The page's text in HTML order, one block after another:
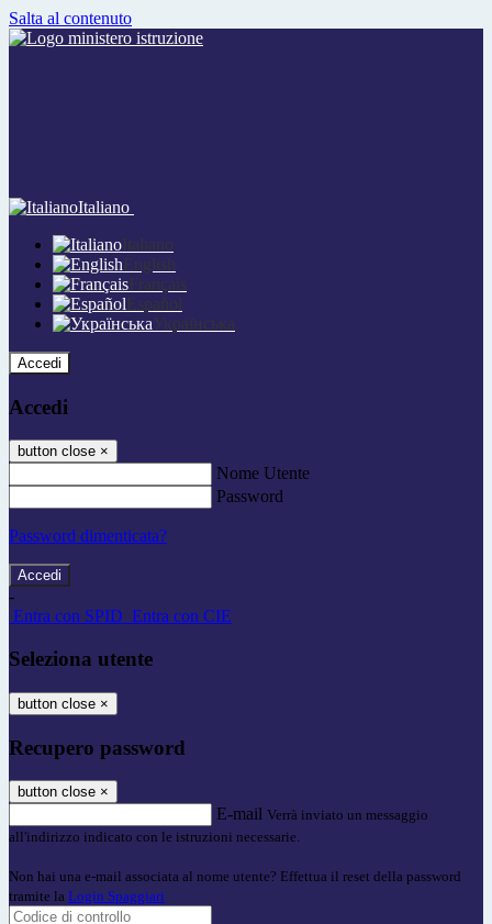
Salta al contenuto
Italiano
Italiano
English
Français
Español
Українська
Accedi
Accedi
button close ×
Nome Utente
Password
Password dimenticata?
-
Entra con SPID Entra con CIE
Seleziona utente
button close ×
Recupero password
button close ×
E-mail Verrà inviato un messaggio
all'indirizzo indicato con le istruzioni necessarie.
Non hai una e-mail associata al nome utente? Effettua il reset della password
tramite la Login Spaggiari